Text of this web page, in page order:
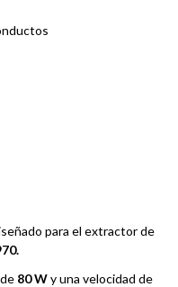
para el extractor de
80 Wy una velocidad de